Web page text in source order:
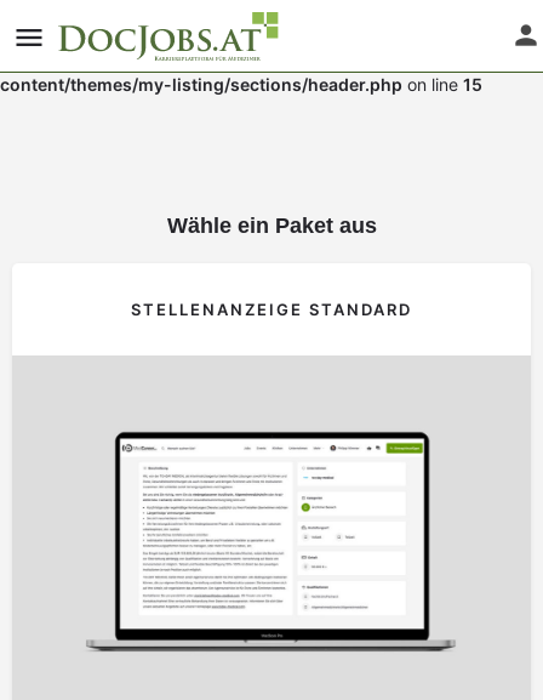
Warning
: Undefined array key "medium" in
/var/www/vhosts/mkggnazs.host241.checkdomain.de/htdocs/
content/themes/my-listing/sections/header.php on line 15
Wähle ein Paket aus
STELLENANZEIGE STANDARD